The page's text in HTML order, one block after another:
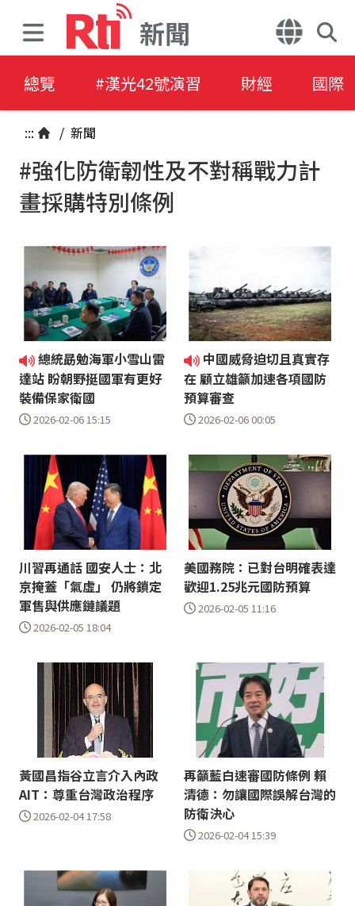
新聞
總覽 #漢光42號演習 財經 國際
::: / 新聞
#強化防衛韌性及不對稱戰力計
畫採購特別條例
總統勗勉海軍小雪山雷
達站 盼朝野挺國軍有更好
裝備保家衛國
2026-02-06 15:15
中國威脅迫切且真實存
在 顧立雄籲加速各項國防
預算審查
2026-02-06 00:05
川習再通話 國安人士：北
京掩蓋「氣虛」 仍將鎖定
軍售與供應鏈議題
2026-02-05 18:04
美國務院：已對台明確表達
歡迎1.25兆元國防預算
2026-02-05 11:16
黃國昌指谷立言介入內政
AIT：尊重台灣政治程序
2026-02-04 17:58
再籲藍白速審國防條例 賴
清德：勿讓國際誤解台灣的
防衛決心
2026-02-04 15:39